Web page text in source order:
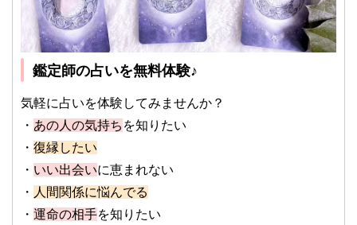
鑑定師の占いを無料体験♪
気軽に占いを体験してみませんか？
・ あの人の気持ち を知りたい
・ 復縁したい
・ いい出会いに恵まれない
・ 人間関係に悩んでる
・ 運命の相手を知りたい